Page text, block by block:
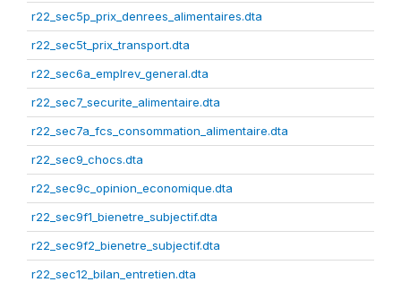
r22_sec5p_prix_denrees_alimentaires.dta
r22_sec5t_prix_transport.dta
r22_sec6a_emplrev_general.dta
r22_sec7_securite_alimentaire.dta
r22_sec7a_fcs_consommation_alimentaire.dta
r22_sec9_chocs.dta
r22_sec9c_opinion_economique.dta
r22_sec9f1_bienetre_subjectif.dta
r22_sec9f2_bienetre_subjectif.dta
r22_sec12_bilan_entretien.dta